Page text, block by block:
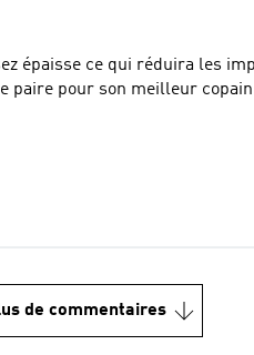
épaisse ce qui réduira les
paire pour son meilleur copain
de commentaires